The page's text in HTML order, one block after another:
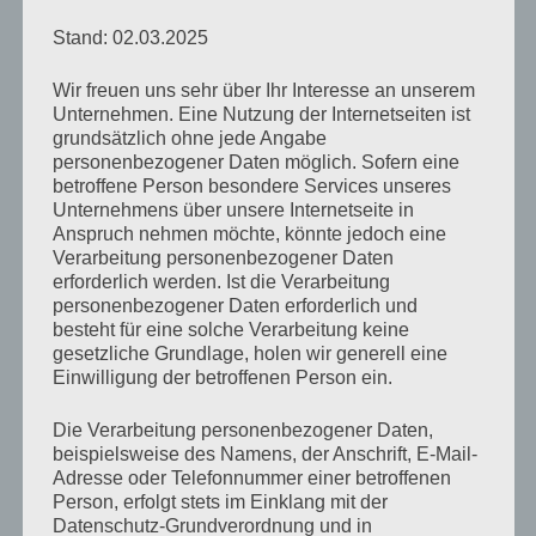
Das letzte Königkind
vonRocko Kakoschke Januar 21, 2019
Keine
Kommentare
„Das
letzte
Königskind“
von
YouTube
anzeigen
Hier klicken, um den Inhalt von YouTube
anzuzeigen.
Erfahre mehr in derDatenschutzerklärung von
YouTube
Inhalt von YouTube immer anzeigen
Stand: 02.03.2025
Wir freuen uns sehr über Ihr Interesse an unserem
Unternehmen. Eine Nutzung der Internetseiten ist
grundsätzlich ohne jede Angabe
personenbezogener Daten möglich. Sofern eine
betroffene Person besondere Services unseres
Unternehmens über unsere Internetseite in
Anspruch nehmen möchte, könnte jedoch eine
Verarbeitung personenbezogener Daten
erforderlich werden. Ist die Verarbeitung
personenbezogener Daten erforderlich und
besteht für eine solche Verarbeitung keine
gesetzliche Grundlage, holen wir generell eine
Einwilligung der betroffenen Person ein.
Die Verarbeitung personenbezogener Daten,
beispielsweise des Namens, der Anschrift, E-Mail-
Adresse oder Telefonnummer einer betroffenen
Person, erfolgt stets im Einklang mit der
Datenschutz-Grundverordnung und in